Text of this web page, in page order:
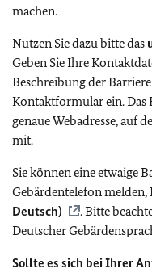
machen.
Nutzen Sie dazu bitte das
Geben Sie Ihre
Beschreibung der
Kontaktformular ein. Das
genaue Webadresse, auf
mit.
Sie können eine etwaige
Gebärdentelefon melden,
Deutsch)
. Bitte
Deutscher
Sollte es sich bei Ihrer